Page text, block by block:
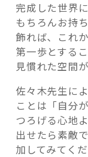
完成した世界
もちろんお持
飾れば、これ
第一歩とする
見慣れた空間
佐々木先生に
ことは「自分
つろげる心地
出せたら素敵
加してみてくだ